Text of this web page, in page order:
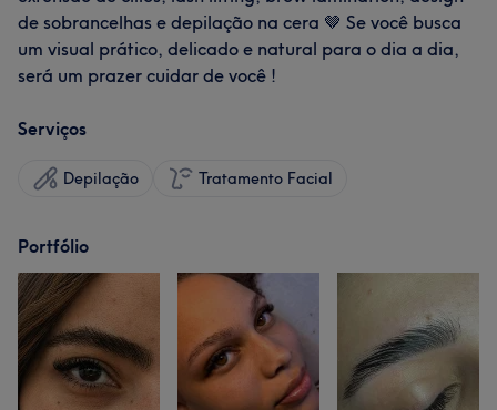
de sobrancelhas e depilação na cera 🤎 Se você busca
um visual prático, delicado e natural para o dia a dia,
será um prazer cuidar de você !
Serviços
Depilação Tratamento Facial
Portfólio